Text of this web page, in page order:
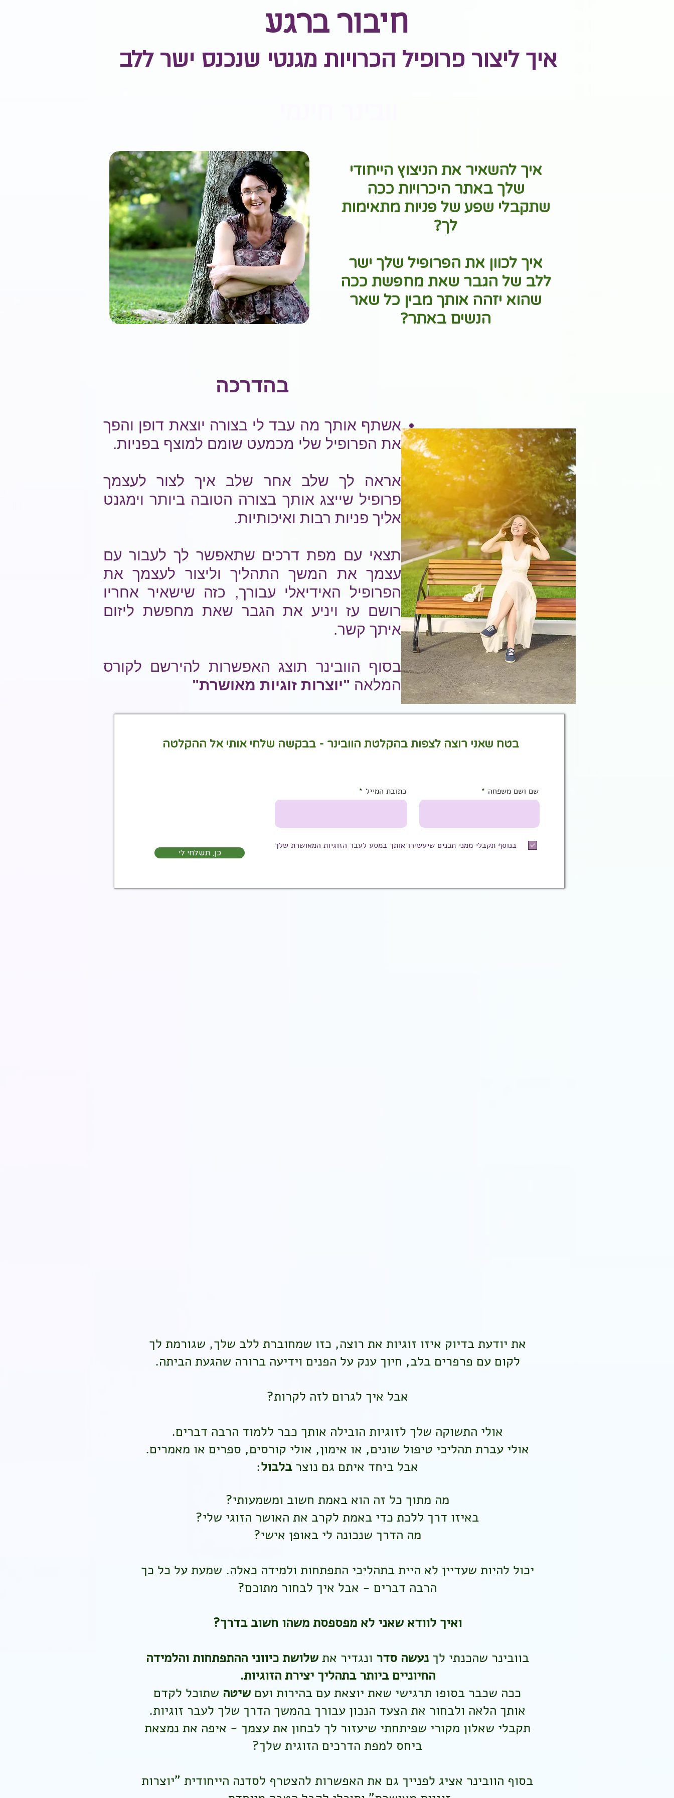
חיבור ברגע
איך ליצור פרופיל הכרויות מגנטי שנכנס ישר ללב
איך להשאיר את הניצוץ הייחודי
שלך באתר היכרויות ככה
שתקבלי שפע של פניות מתאימות
לך?
איך לכוון את הפרופיל שלך ישר
ללב של הגבר שאת מחפשת ככה
שהוא יזהה אותך מבין כל שאר
הנשים באתר?
בהדרכה
אשתף אותך מה עבד לי בצורה יוצאת דופן והפך
את הפרופיל שלי מכמעט שומם למוצף בפניות.
אראה לך שלב אחר שלב איך לצור לעצמך
פרופיל שייצג אותך בצורה הטובה ביותר וימגנט
אליך פניות רבות ואיכותיות.
תצאי עם מפת דרכים שתאפשר לך לעבור עם
עצמך את המשך התהליך וליצור לעצמך את
הפרופיל האידיאלי עבורך, כזה שישאיר אחריו
רושם עז ויניע את הגבר שאת מחפשת ליזום
איתך קשר.
בסוף הוובינר תוצג האפשרות להירשם לקורס
המלאה "יוצרות זוגיות מאושרת"
בטח שאני רוצה לצפות בהקלטת הוובינר - בבקשה שלחי אותי אל ההקלטה
כתובת המייל שם ושם משפחה
בנוסף תקבלי ממני תכנים שיעשירו אותך במסע לעבר הזוגיות המאושרת שלך
כן, תשלחי לי
את יודעת בדיוק איזו זוגיות את רוצה, כזו שמחוברת ללב שלך, שגורמת לך
לקום עם פרפרים בלב, חיוך ענק על הפנים וידיעה ברורה שהגעת הביתה.
אבל איך לגרום לזה לקרות?
אולי התשוקה שלך לזוגיות הובילה אותך כבר ללמוד הרבה דברים.
אולי עברת תהליכי טיפול שונים, או אימון, אולי קורסים, ספרים או מאמרים.
אבל ביחד איתם גם נוצרבלבול:
מה מתוך כל זה הוא באמת חשוב ומשמעותי?
באיזו דרך ללכת כדי באמת לקרב את האושר הזוגי שלי?
מה הדרך שנכונה לי באופן אישי?
יכול להיות שעדיין לא היית בתהליכי התפתחות ולמידה כאלה. שמעת על כל כך
הרבה דברים - אבל איך לבחור מתוכם?
ואיך לוודא שאני לא מפספסת משהו חשוב בדרך?
בוובינר שהכנתי לךנעשה סדר ונגדיר אתשלושת כיווני ההתפתחות והלמידה
החיוניים ביותר בתהליך יצירת הזוגיות.
ככה שכבר בסופו תרגישי שאת יוצאת עם בהירות ועם שיטה שתוכל לקדם
אותך הלאה ולבחור את הצעד הנכון עבורך בהמשך הדרך שלך לעבר זוגיות.
תקבלי שאלון מקורי שפיתחתי שיעזור לך לבחון את עצמך - איפה את נמצאת
ביחס למפת הדרכים הזוגית שלך?
בסוף הוובינר אציג לפנייך גם את האפשרות להצטרף לסדנה הייחודית "יוצרות